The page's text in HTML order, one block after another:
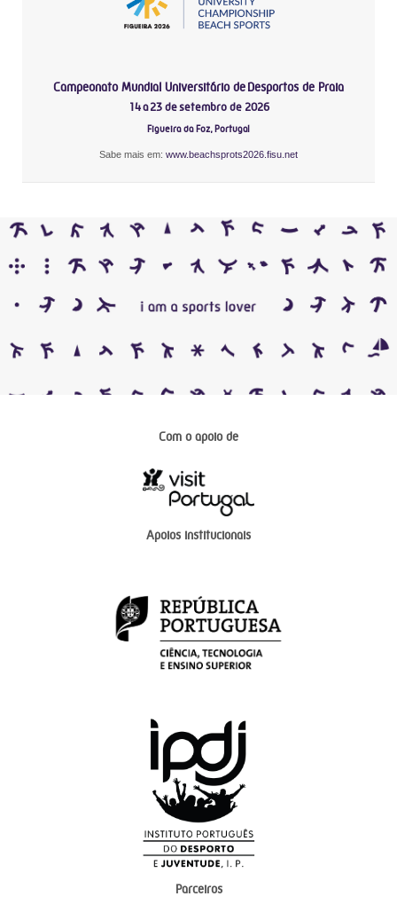
Campeonato Mundial Universitário de Desportos de Praia
14 a 23 de setembro de 2026
Figueira da Foz, Portugal
Sabe mais em: www.beachsprots2026.fisu.net
Com o apoio de
Apoios institucionais
Parceiros